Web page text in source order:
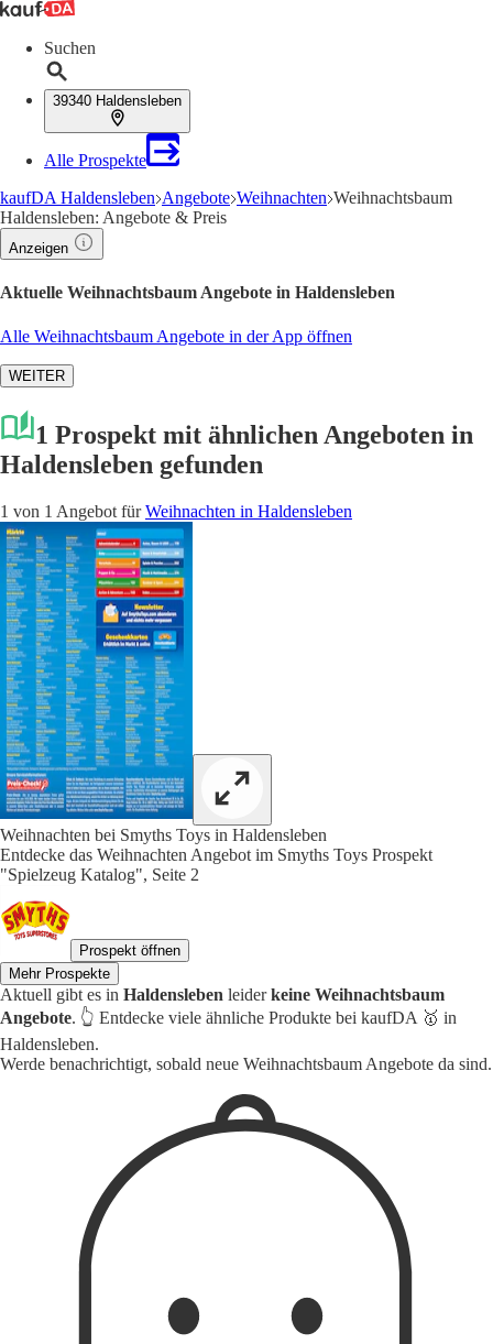
Suchen
39340 Haldensleben
Alle Prospekte
kaufDA Haldensleben Angebote Weihnachten Weihnachtsbaum
Haldensleben: Angebote & Preis
Anzeigen
Aktuelle Weihnachtsbaum Angebote in Haldensleben
Alle Weihnachtsbaum Angebote in der App öffnen
WEITER
1 Prospekt mit ähnlichen Angeboten in
Haldensleben gefunden
1 von 1 Angebot fürWeihnachten in Haldensleben
Weihnachten bei Smyths Toys in Haldensleben
Entdecke das Weihnachten Angebot im Smyths Toys Prospekt
"Spielzeug Katalog", Seite 2
Prospekt öffnen
Mehr Prospekte
Aktuell gibt es in Haldensleben leiderkeine Weihnachtsbaum
Angebote. 👆 Entdecke viele ähnliche Produkte bei kaufDA 🥇 in
Haldensleben.
Werde benachrichtigt, sobald neue Weihnachtsbaum Angebote da sind.